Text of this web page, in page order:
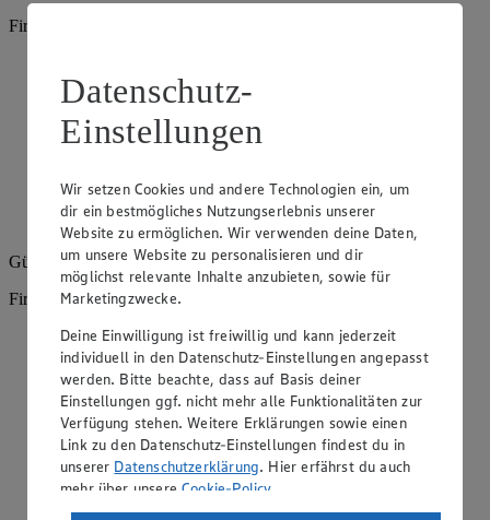
Firma: Sievers KG, Moorstr. 24-26, 26871 Papenburg
Angebote der Woche im Prospekt
ansehen
Siehe dir die Angebote der Woche deines Marktes im
Prospekt 4091770 im BrowserAnsehen
Gültig vom10.08.2026bis zum15.08.2026
Firma: Sievers KG, Moorstr. 24-26, 26871 Papenburg
Angebote der Woche im Prospekt
ansehen
Siehe dir die Angebote der Woche deines Marktes im
digitalen Blätterkatalog an.
Prospekt 4091770 im Browser Ansehen
Datenschutz-
Einstellungen
Wir setzen Cookies und andere Technologien ein, um
dir ein bestmögliches Nutzungserlebnis unserer
Website zu ermöglichen. Wir verwenden deine Daten,
um unsere Website zu personalisieren und dir
möglichst relevante Inhalte anzubieten, sowie für
Marketingzwecke.
Deine Einwilligung ist freiwillig und kann jederzeit
individuell in den Datenschutz-Einstellungen angepasst
werden. Bitte beachte, dass auf Basis deiner
Einstellungen ggf. nicht mehr alle Funktionalitäten zur
Verfügung stehen. Weitere Erklärungen sowie einen
Link zu den Datenschutz-Einstellungen findest du in
unserer Datenschutzerklärung. Hier erfährst du auch
mehr über unsereCookie-Policy.